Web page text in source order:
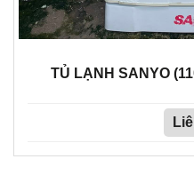
TỦ LẠNH SANYO